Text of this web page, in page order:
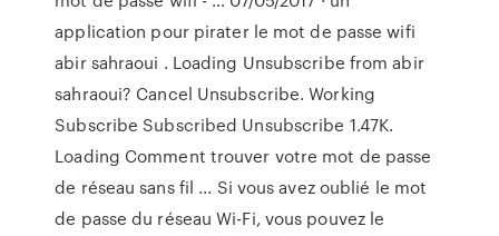
application pour pirater le mot de passe wifi
abir sahraoui . Loading Unsubscribe from abir
sahraoui? Cancel Unsubscribe. Working
Subscribe Subscribed Unsubscribe 1.47K.
Loading Comment trouver votre mot de passe
de réseau sans fil ... Si vous avez oublié le mot
de passe du réseau Wi-Fi, vous pouvez le